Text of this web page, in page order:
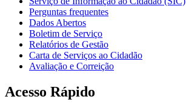
Perguntas frequentes
Dados Abertos
Boletim de Serviço
Relatórios de Gestão
Carta de Serviços ao Cidadão
Avaliação e Correição
Acesso Rápido